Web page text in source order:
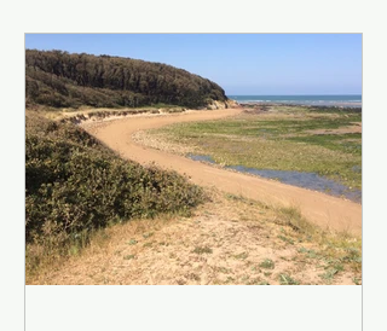
pousser, s'is n'étaient pas encerclés
par les friches de robiniers. Aux
alentours, les pins privés de leur sous-
étage de chênes qui ont été coupés
sont soumis aux